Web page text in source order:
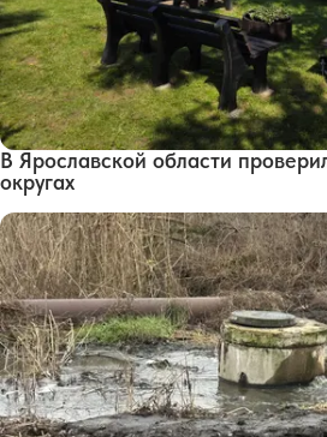
В Ярославской области
округах